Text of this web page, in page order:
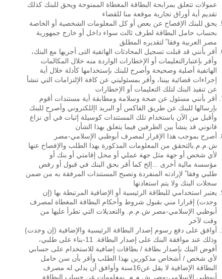
عمولات تتعلق بمرابحة البطاقة المغطاة الممنوحة ويحق للبنك كذلك
تقديم أية أوراق تجارية موقعة منا للقضاء
يحق للبنك الإفصاح عن بعض أو كل المعلومات الشخصية أو الخاصة
بحساب حامل البطاقة لطرف ثالث سواء داخل أو خارج جمهورية
مصر العربية وفقا ً لتقديره المطلق
أقر بأنني قد قبلت تسجيل المحادثات الهاتفية التى أجريها مع البنك،
وأقر بإعتبارالتعليمات أو الإخطارات الواردة منه خلال المكالمات
الهاتفية أصلية وصحيحة وأصرح للبنك بإستخدامها كأدلة خلال أية
إجراءات قضائية بيننا، وأقر بمسئوليتي عن كافة الإلتزامات التي تنشأ
عن تنفيذ البنك لتلك التعليمات أو الإخطارات
أقر بأنني مسئول عن صحة وسلامة ومطابقة أية مستندات أقوم
بإرسالها للبنك عن طريق الفاكس أو البريد اإللكتروني وأصرح للبنك
وأقبل من الآن باستخدام تلك المستندات كوسيلة إثبات في أي نزاع
قانوني قد ينشأ بين الطرفين فيما يتعلق بهذا الشأن
أصرح بموجب هذا الإقرار لمصرف أبوظبي الإسلامي-مصر
ش.م.م.بالتحقق من المعلومات المذكورة بهذا الطلب والإفصاح عنها
لأي شخص أو جهة مثل جهة عملي أو محل إقامتي أو بنك أو
مؤسسة مالية أخرى ...إلخ كما أقر بحق البنك في قبول أو رفض
طلبي وفقا ً لإرادته المنفردة وتصبح المستندات المرفقة به من ضمن
سجلات البنك ولا يتم استعادتها
يعتبر استخدامي للبطاقة الرئيسية أو الإضافية المرتبطة بها (إن
وجدت) إقرارا مني بقبول شروط وأحكام البطاقة المغطاة لمصرف
أبوظبي الإسلامي-مصر ش.م.م. والتعديلات التي تطرأ عليها من
وقت لآخر
أوافق على دفع رسوم إصدار البطاقة الرئيسية والإضافية (إن وجدت)
وذلك عند موافقة البنك على إصدار البطاقة. 11-بناء على طلبي،
أفوض البنك بإصدار بطاقة / بطاقات إضافية للاستخدام على حسابي
لأي شخص / أشخاص مذكورين بهذا الطلب وأقر بأن سن حامل
البطاقة الإضافية لا يقل عن16سنة وأوافق أن يدلي له مصرف
أبوظبي الإسلامي-مصر ش.م.م. بمعلومات عن حساب البطاقة